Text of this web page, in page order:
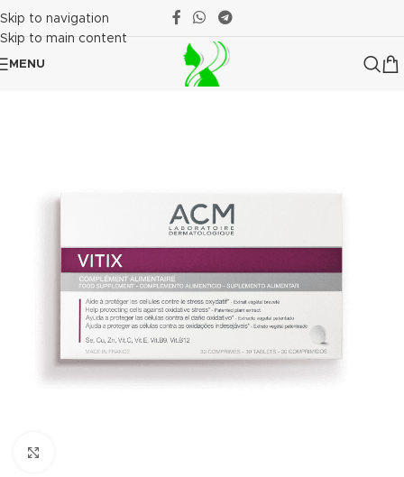
Skip to navigation
Skip to main content
MENU